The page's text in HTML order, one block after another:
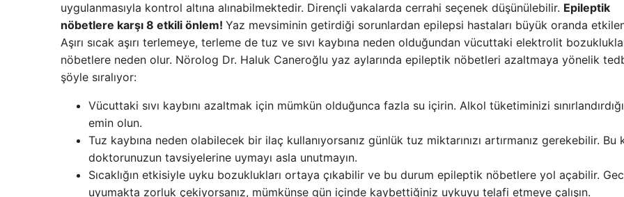
uygulanmasıyla kontrol altına alınabilmektedir. Dirençli vakalarda cerrahi seçenek düşünülebilir. Epileptik
nöbetlere karşı 8 etkili önlem! Yaz mevsiminin getirdiği sorunlardan epilepsi hastaları büyük oranda
Aşırı sıcak aşırı terlemeye, terleme de tuz ve sıvı kaybına neden olduğundan vücuttaki elektrolit
nöbetlere neden olur. Nörolog Dr. Haluk Caneroğlu yaz aylarında epileptik nöbetleri azaltmaya yönelik
şöyle sıralıyor:
Vücuttaki sıvı kaybını azaltmak için mümkün olduğunca fazla su içirin. Alkol tüketiminizi
emin olun.
Tuz kaybına neden olabilecek bir ilaç kullanıyorsanız günlük tuz miktarınızı artırmanız gerekebilir. Bu
doktorunuzun tavsiyelerine uymayı asla unutmayın.
Sıcaklığın etkisiyle uyku bozuklukları ortaya çıkabilir ve bu durum epileptik nöbetlere yol açabilir.
uyumakta zorluk çekiyorsanız, mümkünse gün içinde kaybettiğiniz uykuyu telafi etmeye çalışın.